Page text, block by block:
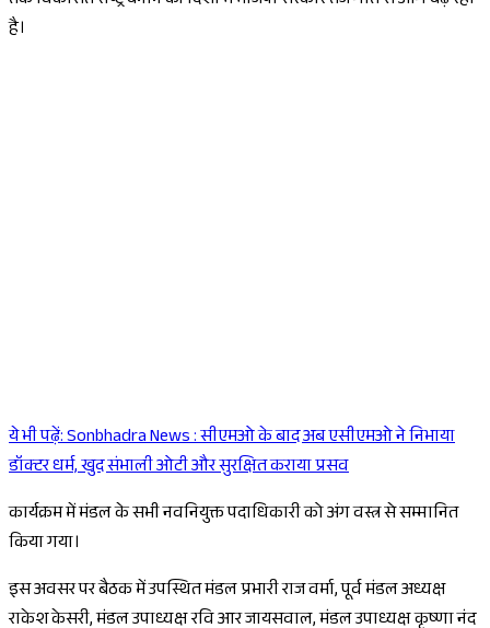
है।
Sponsored
ये भी पढ़ें:Sonbhadra News : सीएमओ के बाद अब एसीएमओ ने निभाया
डॉक्टर धर्म, खुद संभाली ओटी और सुरक्षित कराया प्रसव
कार्यक्रम में मंडल के सभी नवनियुक्त पदाधिकारी को अंग वस्त्र से सम्मानित
किया गया।
इस अवसर पर बैठक में उपस्थित मंडल प्रभारी राज वर्मा, पूर्व मंडल अध्यक्ष
राकेश केसरी, मंडल उपाध्यक्ष रवि आर जायसवाल, मंडल उपाध्यक्ष कृष्णा नंद